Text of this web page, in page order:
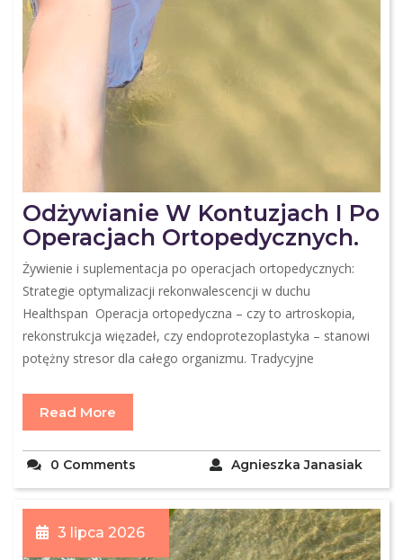
Odżywianie W Kontuzjach I Po
Operacjach Ortopedycznych.
Żywienie i suplementacja po operacjach ortopedycznych:
Strategie optymalizacji rekonwalescencji w duchu
Healthspan Operacja ortopedyczna – czy to artroskopia,
rekonstrukcja więzadeł, czy endoprotezoplastyka – stanowi
potężny stresor dla całego organizmu. Tradycyjne
Read More
Agnieszka Janasiak
0 Comments
3 lipca 2026